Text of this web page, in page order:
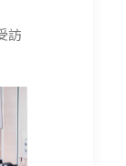
訪